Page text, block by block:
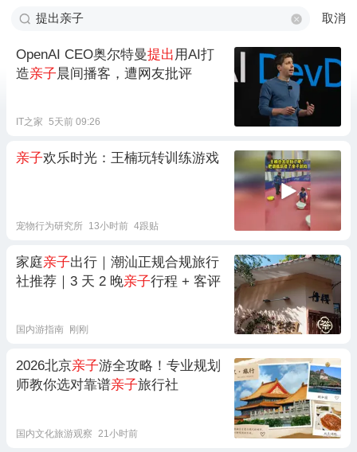
取消
OpenAI CEO奥尔特曼提出用AI打
造亲子晨间播客，遭网友批评
IT之家 5天前 09:26
亲子欢乐时光：王楠玩转训练游戏
宠物行为研究所 13小时前 4跟贴
家庭亲子出行｜潮汕正规合规旅行
社推荐｜3 天 2 晚亲子行程 + 客评
国内游指南 刚刚
2026北京亲子游全攻略！专业规划
师教你选对靠谱亲子旅行社
国内文化旅游观察 21小时前